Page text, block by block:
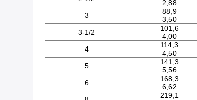
2,88
3
88,9
3,50
3-1/2
101,6
4,00
4
114,3
4,50
5
141,3
5,56
6
168,3
6,62
219,1